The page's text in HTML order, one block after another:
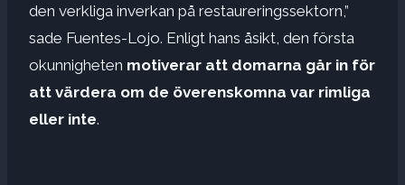
den verkliga inverkan på restaureringssektorn,”
sade Fuentes-Lojo. Enligt hans åsikt, den första
okunnigheten motiverar att domarna går in för
att värdera om de överenskomna var rimliga
eller inte.